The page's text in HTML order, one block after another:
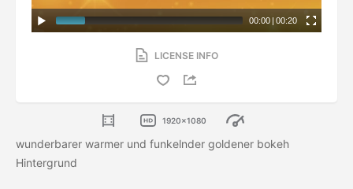
00:00 | 00:20
LICENSE INFO
1920x1080
wunderbarer warmer und funkelnder goldener bokeh
Hintergrund